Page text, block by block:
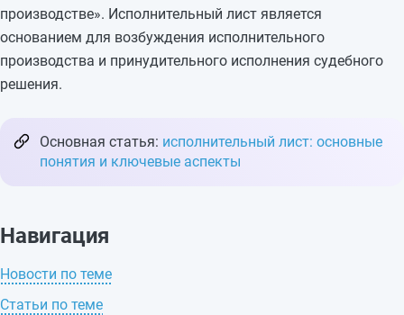
производстве». Исполнительный лист является
основанием для возбуждения исполнительного
производства и принудительного исполнения судебного
решения.
Основная статья: исполнительный лист: основные
понятия и ключевые аспекты
Навигация
Новости по теме
Статьи по теме